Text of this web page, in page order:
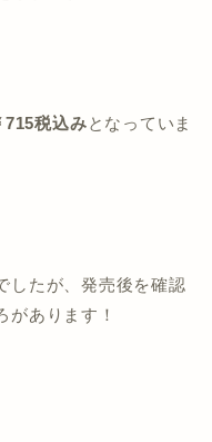
715税込みとなっていま
したが、発売後を確認
があります！